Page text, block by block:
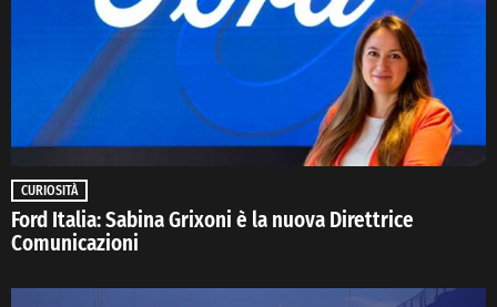
CURIOSITÀ
Ford Italia: Sabina Grixoni è la nuova Direttrice
Comunicazioni